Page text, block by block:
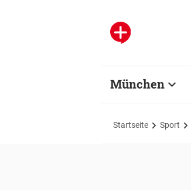
München
Startseite Sport